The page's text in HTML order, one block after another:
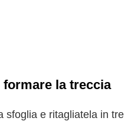
la treccia
sfoglia e ritagliatela in tre